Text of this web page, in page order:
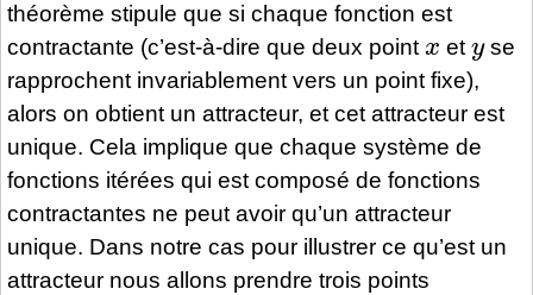
théorème stipule que si chaque fonction est
contractante (c’est-à-dire que deux point
x
et se
rapprochent invariablement vers un point fixe),
alors on obtient un attracteur, et cet attracteur est
unique. Cela implique que chaque système de
fonctions itérées qui est composé de fonctions
contractantes ne peut avoir qu’un attracteur
unique. Dans notre cas pour illustrer ce qu’est un
attracteur nous allons prendre trois points